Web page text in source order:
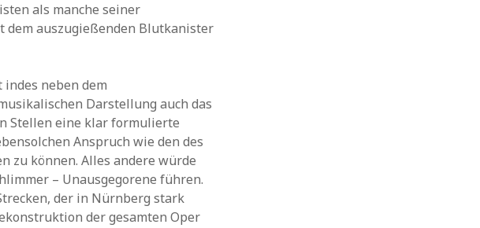
als manche seiner
dem auszugießenden Blutkanister
neben dem
Darstellung auch das
Stellen eine klar formulierte
Anspruch wie den des
zu können. Alles andere würde
– Unausgegorene führen.
der in Nürnberg stark
der gesamten Oper